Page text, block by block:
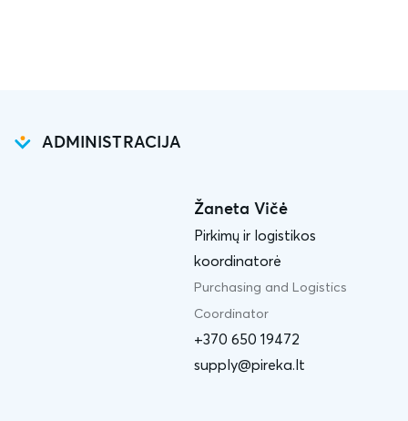
ADMINISTRACIJA
Žaneta Vičė
Pirkimų ir logistikos
koordinatorė
Purchasing and Logistics
Coordinator
+370 650 19472
supply@pireka.lt